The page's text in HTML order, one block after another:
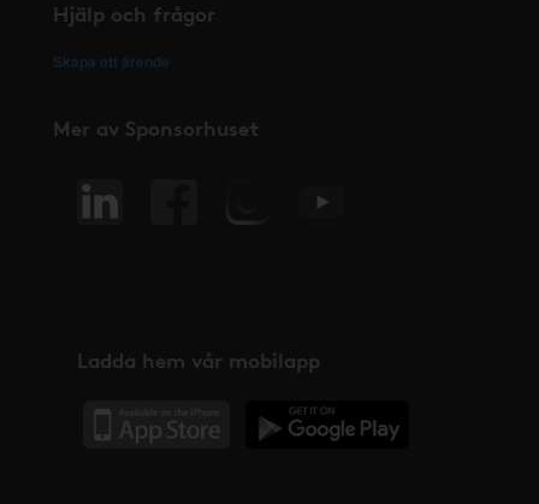
Hjälp och frågor
Skapa ett ärende
Mer av Sponsorhuset
Ladda hem vår mobilapp